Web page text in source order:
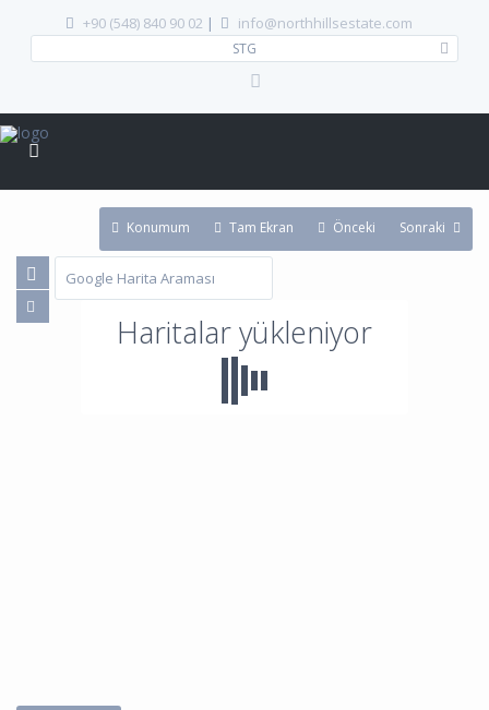
+90 (548) 840 90 02 | info@northhillsestate.com
STG
Haritalar yükleniyor
Konumum Tam Ekran Önceki Sonraki